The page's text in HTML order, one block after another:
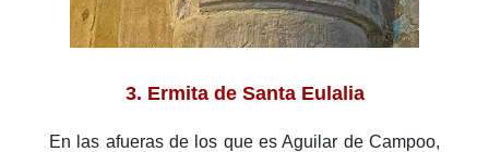
3. Ermita de Santa Eulalia
En las afueras de los que es Aguilar de Campoo,